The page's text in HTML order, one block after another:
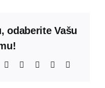
odaberite Vašu
TumblrPinterest Xing